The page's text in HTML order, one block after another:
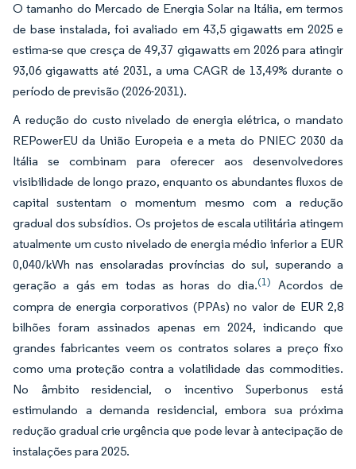
O tamanho do Mercado de Energia Solar na Itália, em termos
de base instalada, foi avaliado em 43,5 gigawatts em 2025 e
estima-se que cresça de 49,37 gigawatts em 2026 para atingir
93,06 gigawatts até 2031, a uma CAGR de 13,49% durante o
período de previsão (2026-2031).
A redução do custo nivelado de energia elétrica, o mandato
REPowerEU da União Europeia e a meta do PNIEC 2030 da
Itália se combinam para oferecer aos desenvolvedores
visibilidade de longo prazo, enquanto os abundantes fluxos de
capital sustentam o momentum mesmo com a redução
gradual dos subsídios. Os projetos de escala utilitária atingem
atualmente um custo nivelado de energia médio inferior a EUR
0,040/kWh nas ensolaradas províncias do sul, superando a
geração a gás em todas as horas do dia.(1) Acordos de
compra de energia corporativos (PPAs) no valor de EUR 2,8
bilhões foram assinados apenas em 2024, indicando que
grandes fabricantes veem os contratos solares a preço fixo
como uma proteção contra a volatilidade das commodities.
No âmbito residencial, o incentivo Superbonus está
estimulando a demanda residencial, embora sua próxima
redução gradual crie urgência que pode levar à antecipação de
instalações para 2025.